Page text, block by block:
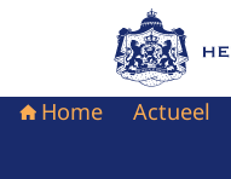
Naar de
Home Actueel